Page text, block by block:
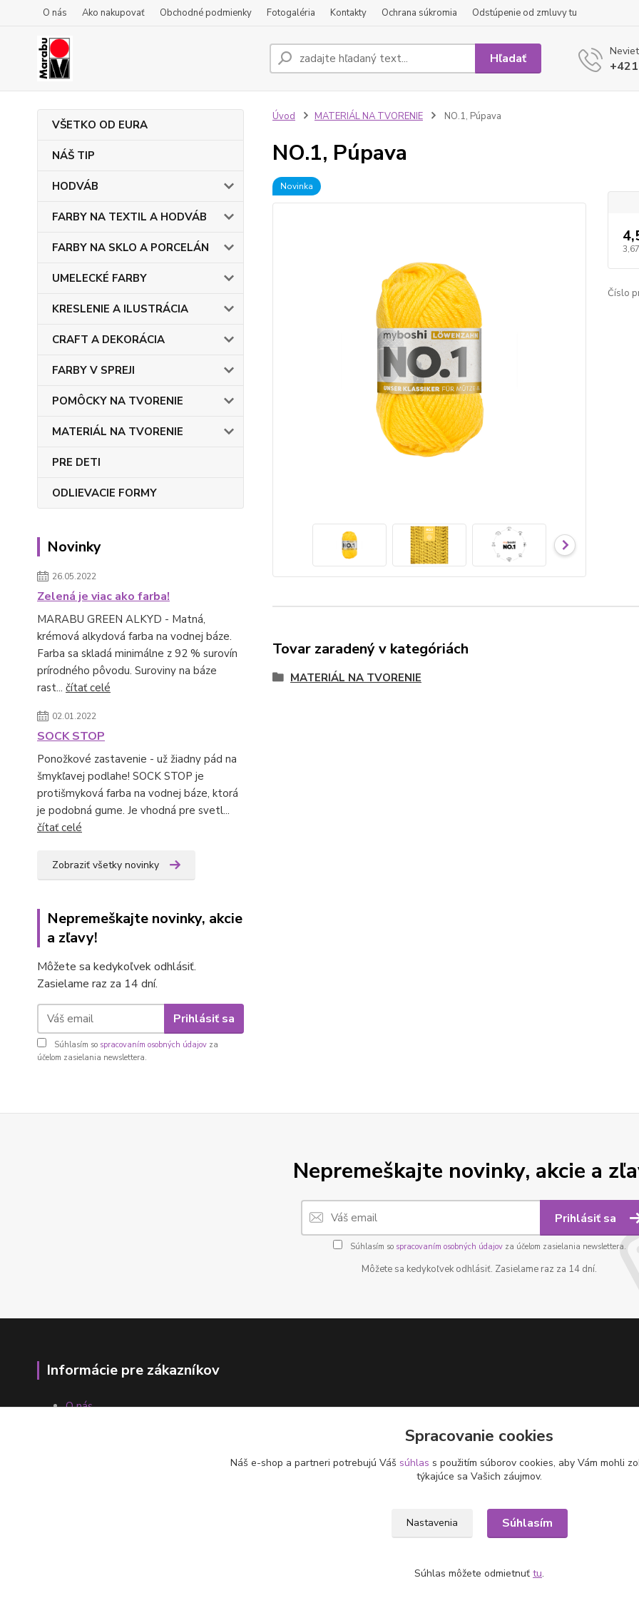
O nás Ako nakupovať Obchodné podmienky Fotogaléria Kontakty Ochrana súkromia Odstúpenie od zmluvy tu
Hľadať
VŠETKO OD EURA
NÁŠ TIP
HODVÁB
FARBY NA TEXTIL A HODVÁB
FARBY NA SKLO A PORCELÁN
UMELECKÉ FARBY
KRESLENIE A ILUSTRÁCIA
CRAFT A DEKORÁCIA
FARBY V SPREJI
POMÔCKY NA TVORENIE
MATERIÁL NA TVORENIE
PRE DETI
ODLIEVACIE FORMY
Novinky
26.05.2022
Zelená je viac ako farba!
MARABU GREEN ALKYD - Matná,
krémová alkydová farba na vodnej báze.
Farba sa skladá minimálne z 92 % surovín
prírodného pôvodu. Suroviny na báze
rast... čítať celé
02.01.2022
SOCK STOP
Ponožkové zastavenie - už žiadny pád na
šmykľavej podlahe! SOCK STOP je
protišmyková farba na vodnej báze, ktorá
je podobná gume. Je vhodná pre svetl...
čítať celé
Zobraziť všetky novinky
Nepremeškajte novinky, akcie
a zľavy!
Môžete sa kedykoľvek odhlásiť.
Zasielame raz za 14 dní.
Prihlásiť sa
Súhlasím so spracovaním osobných údajov za
účelom zasielania newslettera.
Úvod MATERIÁL NA TVORENIE NO.1, Púpava
NO.1, Púpava
Novinka
Číslo
Tovar zaradený v kategóriách
MATERIÁL NA TVORENIE
Nepremeškajte novinky, akcie a
Prihlásiť sa
Súhlasím so spracovaním osobných údajovza účelom zasielania newslettera.
Môžete sa kedykoľvek odhlásiť. Zasielame raz za 14 dní.
Informácie pre zákazníkov
O nás
Spracovanie cookies
Náš e-shop a partneri potrebujú Váš súhlas s použitím súborov cookies, aby Vám mohli
týkajúce sa Vašich záujmov.
Nastavenia Súhlasím
Súhlas môžete odmietnuť tu.